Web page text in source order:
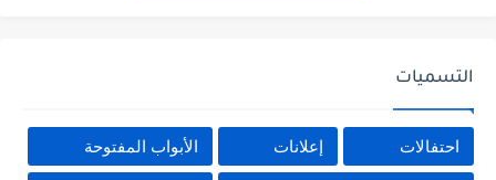
التسميات
احتفالات إعلانات الأبواب المفتوحة